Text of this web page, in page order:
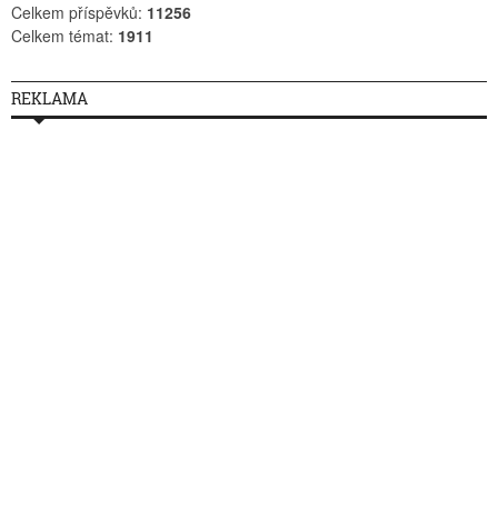
Celkem příspěvků: 11256
Celkem témat: 1911
REKLAMA